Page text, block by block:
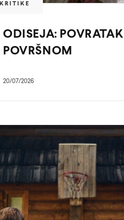
KRITIKE
ODISEJA: POVRATAK
POVRŠNOM
20/07/2026